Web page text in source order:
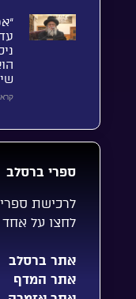
שיעור
ספרי ברסלב
לרכישת
לחצו על
אתר ברסלב
אתר המדף